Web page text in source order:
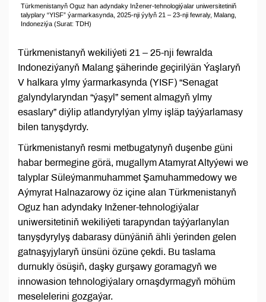
Türkmenistanyň Oguz han adyndaky Inžener-tehnologiýalar uniwersitetiniň
talyplary “YISF” ýarmarkasynda, 2025-nji ýylyň 21 – 23-nji fewraly, Malang,
Indoneziýa (Surat: TDH)
Türkmenistanyň wekiliýeti 21 – 25-nji fewralda
Indoneziýanyň Malang şäherinde geçirilýän Ýaşlaryň
V halkara ylmy ýarmarkasynda (YISF) “Senagat
galyndylaryndan “ýaşyl” sement almagyň ylmy
esaslary” diýlip atlandyrylýan ylmy işläp taýýarlamasy
bilen tanyşdyrdy.
Türkmenistanyň resmi metbugatynyň duşenbe güni
habar bermegine görä, mugallym Atamyrat Altyýewi we
talyplar Süleýmanmuhammet Şamuhammedowy we
Aýmyrat Halnazarowy öz içine alan Türkmenistanyň
Oguz han adyndaky Inžener-tehnologiýalar
uniwersitetiniň wekiliýeti tarapyndan taýýarlanylan
tanyşdyrylyş dabarasy dünýäniň ähli ýerinden gelen
gatnaşyjylaryň ünsüni özüne çekdi. Bu taslama
durnukly ösüşiň, daşky gurşawy goramagyň we
innowasion tehnologiýalary ornaşdyrmagyň möhüm
meselelerini gozgaýar.